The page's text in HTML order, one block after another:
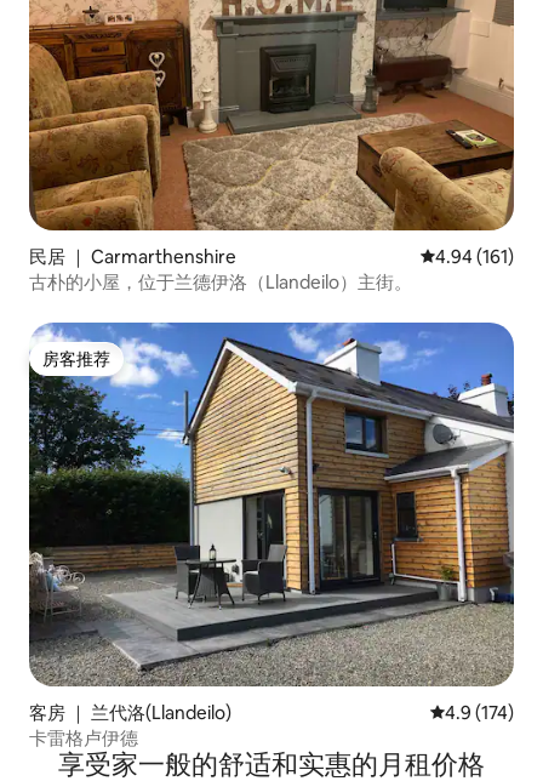
民居 ｜ Carmarthenshire 平均评分 4.94
4.94 (161)
古朴的小屋，位于兰德伊洛（Llandeilo）主街。
房客推荐
房客推荐
客房 ｜ 兰代洛(Llandeilo) 平均评分 4.9
4.9 (174)
卡雷格卢伊德
享受家一般的舒适和实惠的月租价格